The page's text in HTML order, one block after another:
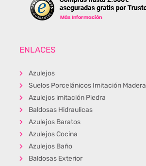
ENLACES
Azulejos
Suelos Porcelánicos Imitación Madera
Azulejos imitación Piedra
Baldosas Hidraulicas
Azulejos Baratos
Azulejos Cocina
Azulejos Baño
Baldosas Exterior